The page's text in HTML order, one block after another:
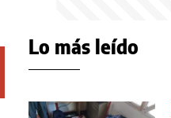
Lo más leído